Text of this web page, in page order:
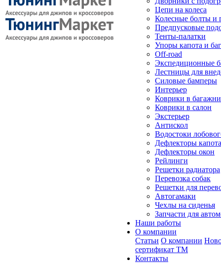
Цепи на колеса
Колесные болты и
Предпусковые
Тенты-палатки
Упоры капота и
Off-road
Экспедиционные
Лестницы для
Силовые бамперы
Интерьер
Коврики в
Коврики в салон
Экстерьер
Антискол
Водостоки
Дефлекторы капота
Дефлекторы окон
Рейлинги
Решетки радиатора
Перевозка собак
Решетки для
Автогамаки
Чехлы на сиденья
Запчасти для
Наши работы
О компании
Статьи О компании
сертификат ТМ
Контакты